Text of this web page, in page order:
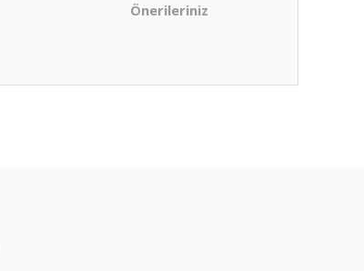
Önerileriniz